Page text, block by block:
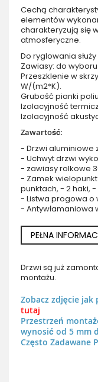
Cechą
elementów
charakteryzują się
atmosferyczne.
Do ryglowania
Zawiasy: do
Przeszklenie w
W/(m2*K).
Grubość pianki
Izolacyjność
Izolacyjność
Zawartość:
- Drzwi aluminiowe
- Uchwyt drzwi
- zawiasy rolkowe
- Zamek
punktach, - 2 haki,
- Listwa progowa o
- Antywłamaniowa
PEŁNA
Drzwi są już
montażu.
Zobacz zdjęcie
tutaj
Przestrzeń
wynosić od 5 mm
Często Zadawane